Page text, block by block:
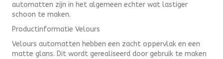
automatten zijn in het algemeen echter wat lastiger
schoon te maken.
Productinformatie Velours
Velours automatten hebben een zacht oppervlak en een
matte glans. Dit wordt gerealiseerd door gebruik te maken